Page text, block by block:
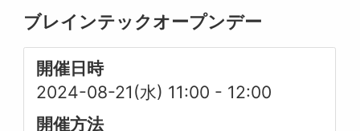
ブレインテックオープンデー
開催日時
2024-08-21(水) 11:00 - 12:00
開催方法